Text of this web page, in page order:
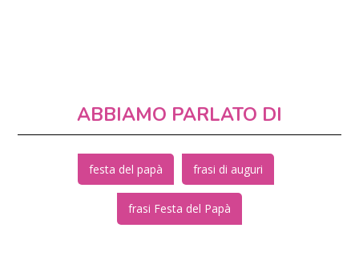
ABBIAMO PARLATO DI
festa del papà frasi di auguri
frasi Festa del Papà